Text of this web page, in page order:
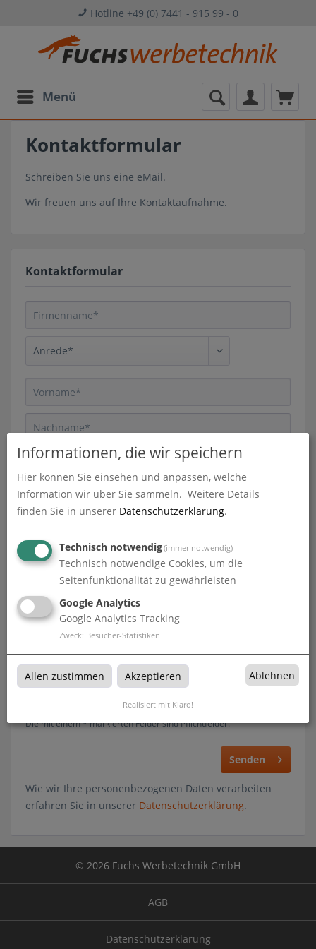
Hotline +49 (0) 7441 - 915 99 - 0
Menü
Kontaktformular
Schreiben Sie uns eine eMail.
Wir freuen uns auf Ihre Kontaktaufnahme.
Kontaktformular
Die mit einem * markierten Felder sind Pflichtfelder.
Senden
Wie wir Ihre personenbezogenen Daten verarbeiten
erfahren Sie in unserer Datenschutzerklärung.
© 2026 Fuchs Werbetechnik GmbH
AGB
Datenschutzerklärung
Informationen, die wir speichern
Hier können Sie einsehen und anpassen, welche
Information wir über Sie sammeln. Weitere Details
finden Sie in unserer Datenschutzerklärung.
Technisch notwendig(immer notwendig)
Technisch notwendige Cookies, um die
Seitenfunktionalität zu gewährleisten
Google Analytics
Google Analytics Tracking
Zweck: Besucher-Statistiken
Allen zustimmen Akzeptieren Ablehnen
Realisiert mit Klaro!